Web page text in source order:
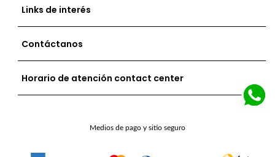
Links de interés
Contáctanos
Horario de atención contact center
Medios de pago y sitio seguro